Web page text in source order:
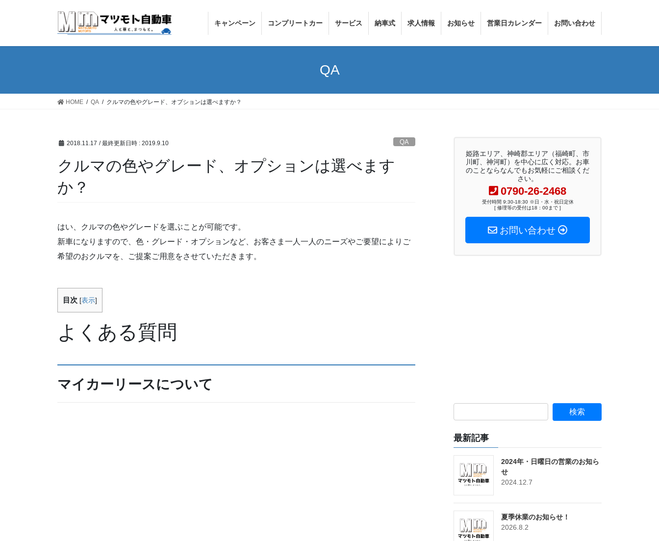
キャンペーン コンプリートカー サービス 納車式 求人情報 お知らせ 営業日カレンダー お問い合わせ
QA
HOME QA クルマの色やグレード、オプションは選べますか？
2018.11.17 / 最終更新日時 : 2019.9.10 QA
クルマの色やグレード、オプションは選べます
か？
はい、クルマの色やグレードを選ぶことが可能です。
新車になりますので、色・グレード・オプションなど、お客さま一人一人のニーズやご要望によりご
希望のおクルマを、ご提案ご用意をさせていただきます。
目次 [表示]
よくある質問
マイカーリースについて
姫路エリア、神崎郡エリア（福崎町、市
川町、神河町）を中心に広く対応。お車
のことならなんでもお気軽にご相談くだ
さい。
0790-26-2468
受付時間 9:30-18:30 ※日・水・祝日定休
[ 修理等の受付は18：00まで ]
お問い合わせ
最新記事
2024年・日曜日の営業のお知ら
せ
2024.12.7
夏季休業のお知らせ！
2026.8.2